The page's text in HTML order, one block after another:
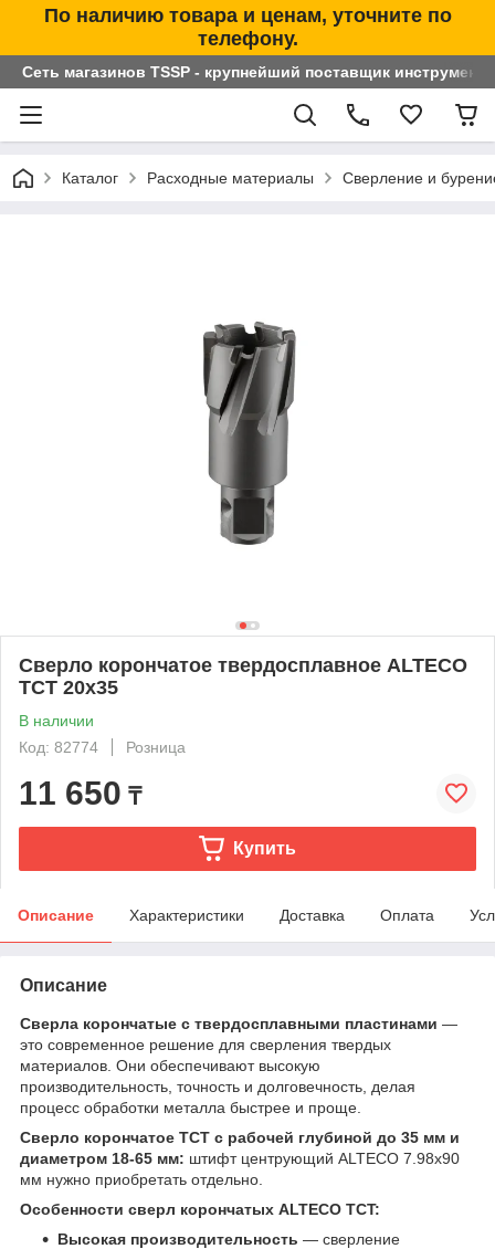
По наличию товара и ценам, уточните по
телефону.
Сеть магазинов TSSP - крупнейший поставщик
Каталог Расходные материалы Сверление и
Сверло корончатое твердосплавное ALTECO
TCT 20х35
В наличии
Код: 82774
Розница
11 650 ₸
Купить
Описание Характеристики Доставка Оплата
Описание
Сверла корончатые с твердосплавными пластинами —
это современное решение для сверления твердых
материалов. Они обеспечивают высокую
производительность, точность и долговечность, делая
процесс обработки металла быстрее и проще.
Сверло корончатое TCT с рабочей глубиной до 35 мм и
диаметром 18-65 мм: штифт центрующий ALTECO 7.98х90
мм нужно приобретать отдельно.
Особенности сверл корончатых ALTECO TCT:
Высокая производительность — сверление